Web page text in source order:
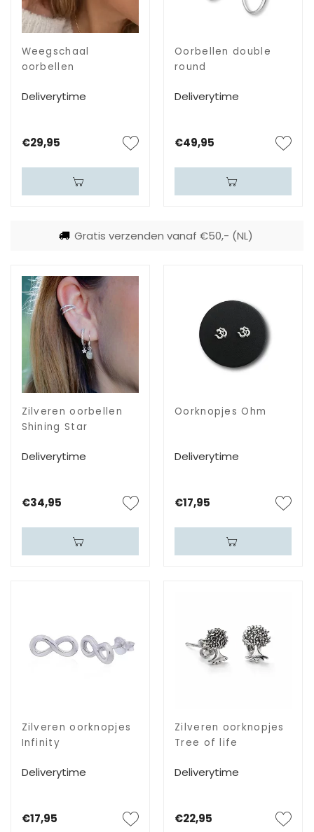
Weegschaal
oorbellen
Deliverytime
€29,95
Oorbellen double
round
Deliverytime
€49,95
Gratis verzenden vanaf €50,- (NL)
Zilveren oorbellen
Shining Star
Deliverytime
€34,95
Oorknopjes Ohm
Deliverytime
€17,95
Zilveren oorknopjes
Infinity
Deliverytime
€17,95
Zilveren oorknopjes
Tree of life
Deliverytime
€22,95